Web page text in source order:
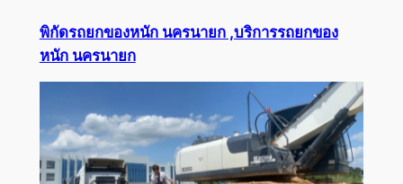
พิกัดรถยกของหนัก นครนายก ,บริการรถยกของ
หนัก นครนายก